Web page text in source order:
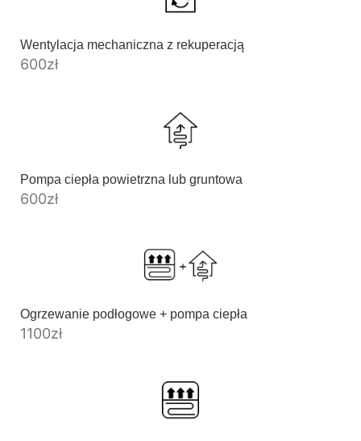
Wentylacja mechaniczna z rekuperacją
600zł
Pompa ciepła powietrzna lub gruntowa
600zł
Ogrzewanie podłogowe + pompa ciepła
1100zł